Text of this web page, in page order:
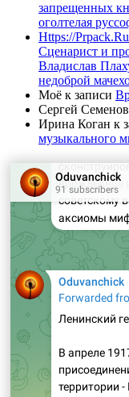
запрещенных
оголтелая
Https://
Сценарист и
Владислав
недоброй
Моё к записи
Сергей Семенов
Ирина Коган к
музыкального